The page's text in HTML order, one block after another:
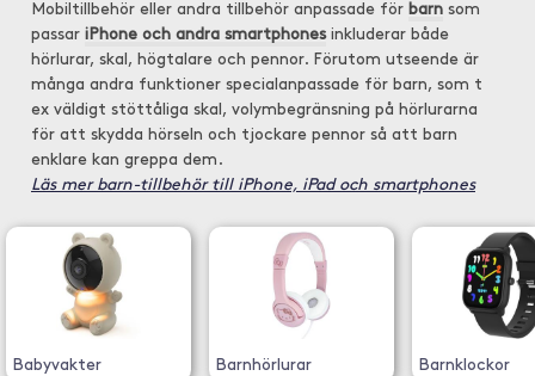
Mobiltillbehör eller andra tillbehör anpassade för barn som
passar iPhone och andra smartphonesinkluderar både
hörlurar, skal, högtalare och pennor. Förutom utseende är
många andra funktioner specialanpassade för barn, som t
ex väldigt stöttåliga skal, volymbegränsning på hörlurarna
för att skydda hörseln och tjockare pennor så att barn
enklare kan greppa dem.
Läs mer barn-tillbehör till iPhone, iPad och smartphones
Babyvakter Barnhörlurar Barnklockor